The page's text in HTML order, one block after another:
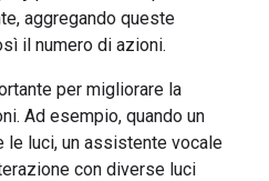
aggregando queste
il numero di azioni.
per migliorare la
Ad esempio, quando un
le luci, un assistente vocale
con diverse luci